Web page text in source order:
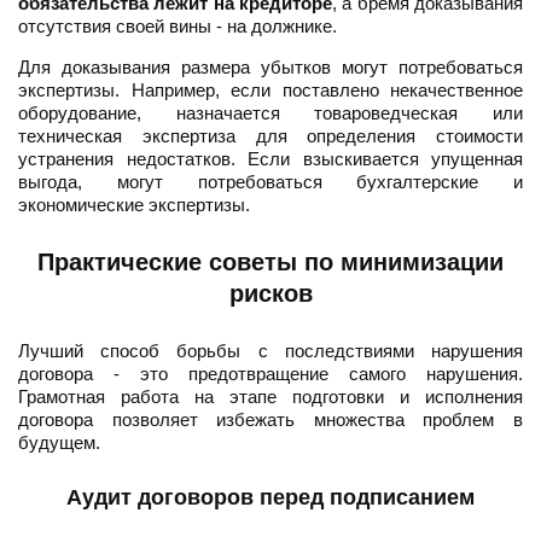
отсутствия своей вины - на должнике.
Для доказывания размера убытков могут потребоваться
экспертизы. Например, если поставлено некачественное
оборудование, назначается товароведческая или
техническая экспертиза для определения стоимости
устранения недостатков. Если взыскивается упущенная
выгода, могут потребоваться бухгалтерские и
экономические экспертизы.
Практические советы по минимизации
рисков
Лучший способ борьбы с последствиями нарушения
договора - это предотвращение самого нарушения.
Грамотная работа на этапе подготовки и исполнения
договора позволяет избежать множества проблем в
будущем.
Аудит договоров перед подписанием